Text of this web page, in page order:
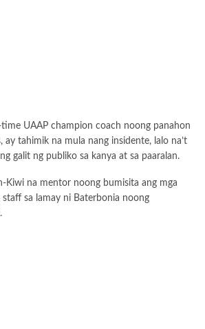
UAAP champion coach noong panahon
ay tahimik na mula nang insidente, lalo na’t
galit ng publiko sa kanya at sa paaralan.
Kiwi na mentor noong bumisita ang mga
sa lamay ni Baterbonia noong